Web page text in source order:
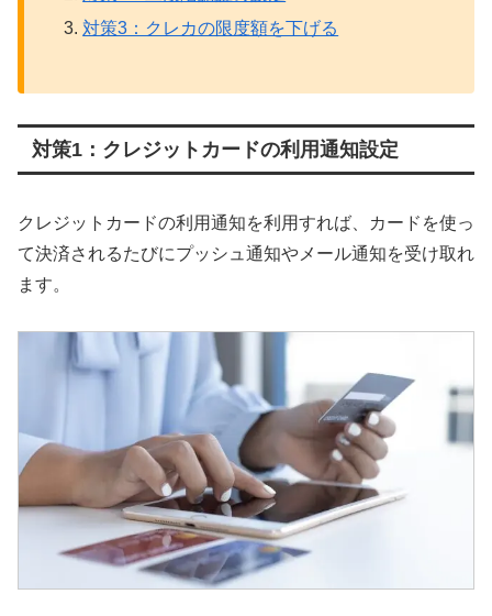
対策3：クレカの限度額を下げる
対策1：クレジットカードの利用通知設定
クレジットカードの利用通知を利用すれば、カードを使っ
て決済されるたびにプッシュ通知やメール通知を受け取れ
ます。